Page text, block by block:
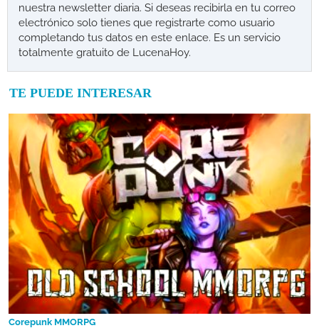
nuestra newsletter diaria. Si deseas recibirla en tu correo
electrónico solo tienes que registrarte como usuario
completando tus datos en este enlace. Es un servicio
totalmente gratuito de LucenaHoy.
TE PUEDE INTERESAR
Corepunk MMORPG